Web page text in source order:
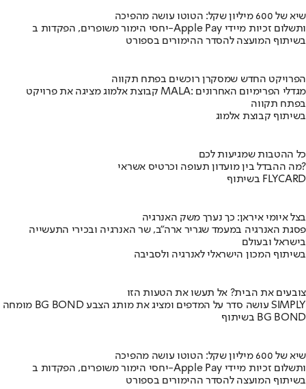
שיא של 600 מיליון שקל: הטוטו עושה מהפיכה
יחסי הימור משופרים, הפקדות ב-Apple Pay ותשלום זכיות מיידי
בשיתוף המועצה להסדר ההימורים בספורט
הפרויקט החדש שמסקרן רוכשים בפתח תקווה
קבוצת אלמוג מציגה את פרויקט MALA: מגדלי הפרימיום האחרונים
בפתח תקווה
בשיתוף קבוצת אלמוג
כל ההטבות שמגיעות לכם
מה ההבדל בין מועדון תעופה וכרטיס אשראי?
בשיתוף FLYCARD
בצל איומי איראן: כך נערך משק האנרגיה
פסגת האנרגיה במעמד שגריר ארה"ב, שר האנרגיה ובכירי התעשייה
בישראל ובעולם
בשיתוף המכון הישראלי לאנרגיה ולסביבה
צובעים את הבית? אל תעשו את הטעות הזו
מומחה BG BOND עושה סדר על המדפים ומציג את מותג הצבע SIMPLY
בשיתוף BG BOND
שיא של 600 מיליון שקל: הטוטו עושה מהפיכה
יחסי הימור משופרים, הפקדות ב-Apple Pay ותשלום זכיות מיידי
בשיתוף המועצה להסדר ההימורים בספורט